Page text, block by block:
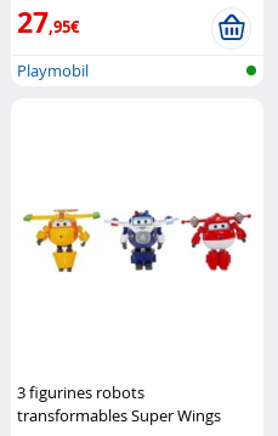
27,95€
Playmobil
3 figurines robots
transformables Super Wings